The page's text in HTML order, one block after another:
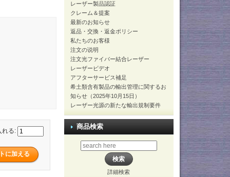
れる:
レーザー製品認証
クレーム＆提案
最新のお知らせ
返品・交換・返金ポリシー
私たちのお客様
注文の说明
注文光ファイバー結合レーザー
レーザービデオ
アフターサービス補足
希土類含有製品の輸出管理に関するお
知らせ（2025年10月15日）
レーザー光源の新たな輸出規制要件
商品検索
詳細検索